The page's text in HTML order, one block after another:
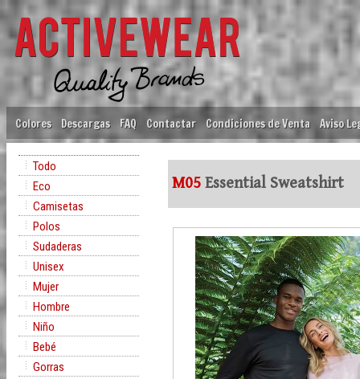
Colores Descargas FAQ Contactar Condiciones de Venta Aviso
Todo
Eco
Camisetas
Polos
Sudaderas
Unisex
Mujer
Hombre
Niño
Bebé
Gorras
M05 Essential Sweatshirt